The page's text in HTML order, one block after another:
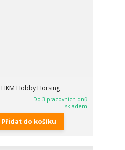
Hobby Horsing
Do 3 pracovních dnů
skladem
Přidat do košíku